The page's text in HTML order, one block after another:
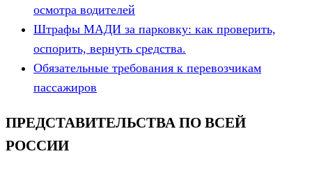
осмотра водителей
Штрафы МАДИ за парковку: как проверить,
оспорить, вернуть средства.
Обязательные требования к перевозчикам
пассажиров
ПРЕДСТАВИТЕЛЬСТВА ПО ВСЕЙ
РОССИИ